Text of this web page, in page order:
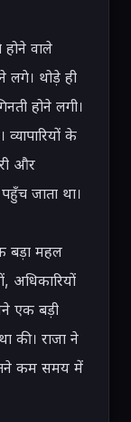
होने वाले
लगे। थोड़े ही
होने लगी।
के
और
जाता था।
बड़ा महल
अधिकारियों
एक बड़ी
की। राजा ने
कम समय में